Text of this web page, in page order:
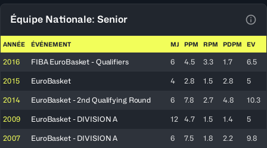
Équipe Nationale: Senior
ANNÉE ÉVÉNEMENT MJ PPM RPM PDPM EV
2016 FIBA EuroBasket - Qualifiers 6 4.5 3.3 1.7 6.5
2015 EuroBasket 4 2.8 1.5 2.8 5
2014 EuroBasket - 2nd Qualifying Round 6 7.8 2.7 4.8 10.3
2009 EuroBasket - DIVISION A 12 4.7 1.5 1.4 5
2007 EuroBasket - DIVISION A 6 7.5 1.8 2.2 9.8